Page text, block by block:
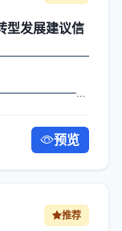
型发展建议信
预览
推荐